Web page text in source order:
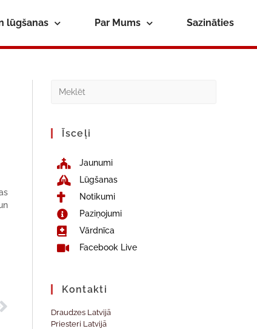
lūgšanas Par Mums Sazināties
Īsceļi
Jaunumi
Lūgšanas
Notikumi
Paziņojumi
Vārdnīca
Facebook Live
Kontakti
Draudzes Latvijā
Priesteri Latvijā